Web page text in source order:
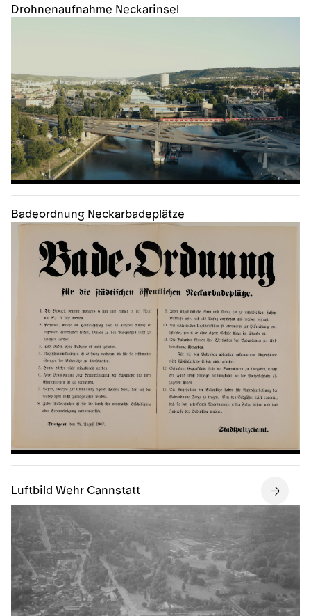
Drohnenaufnahme Neckarinsel
Badeordnung Neckarbadeplätze
Luftbild Wehr Cannstatt